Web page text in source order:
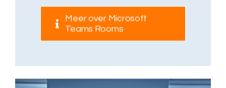
Meer over Microsoft
Teams Rooms